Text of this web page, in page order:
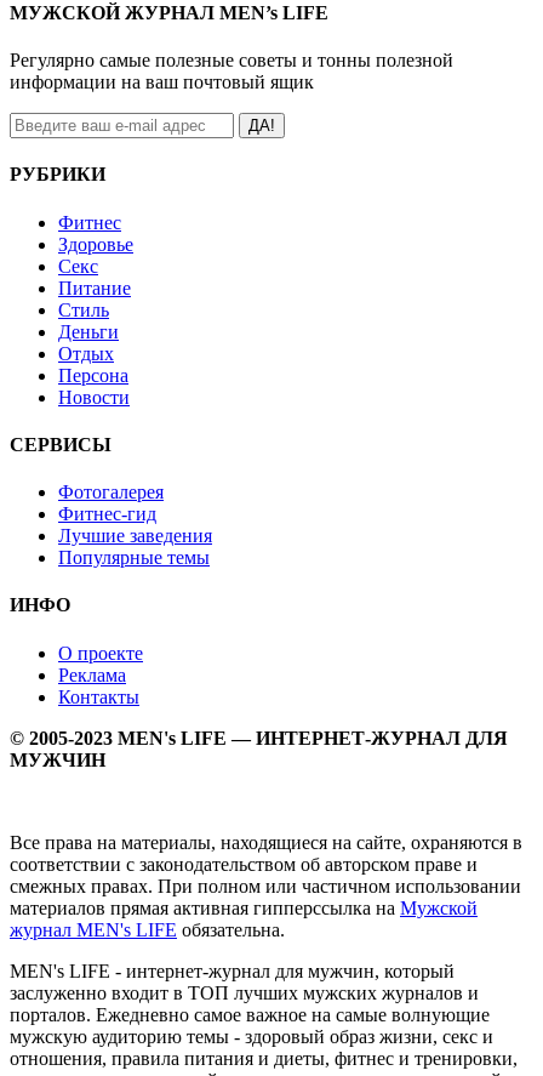
МУЖСКОЙ ЖУРНАЛ MEN’s LIFE
Регулярно самые полезные советы и тонны полезной
информации на ваш почтовый ящик
ДА!
РУБРИКИ
Фитнес
Здоровье
Секс
Питание
Стиль
Деньги
Отдых
Персона
Новости
СЕРВИСЫ
Фотогалерея
Фитнес-гид
Лучшие заведения
Популярные темы
ИНФО
О проекте
Реклама
Контакты
© 2005-2023 MEN's LIFE — ИНТЕРНЕТ-ЖУРНАЛ ДЛЯ
МУЖЧИН
Все права на материалы, находящиеся на сайте, охраняются в
соответствии с законодательством об авторском праве и
смежных правах. При полном или частичном использовании
материалов прямая активная гипперссылка на Мужской
журнал MEN's LIFE обязательна.
MEN's LIFE - интернет-журнал для мужчин, который
заслуженно входит в ТОП лучших мужских журналов и
порталов. Ежедневно самое важное на самые волнующие
мужскую аудиторию темы - здоровый образ жизни, секс и
отношения, правила питания и диеты, фитнес и тренировки,